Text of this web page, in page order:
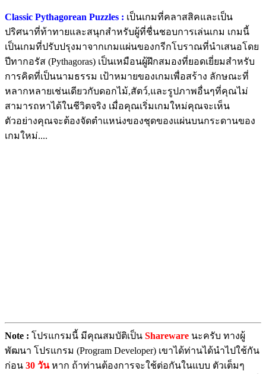
Classic Pythagorean Puzzles : เป็นเกมที่คลาสสิคและเป็น
ปริศนาที่ท้าทายและสนุกสำหรับผู้ที่ชื่นชอบการเล่นเกม เกมนี้
เป็นเกมที่ปรับปรุงมาจากเกมแผ่นของกรีกโบราณที่นำเสนอโดย
ปีทากอรัส (Pythagoras) เป็นเหมือนผู้ฝึกสมองที่ยอดเยี่ยมสำหรับ
การคิดที่เป็นนามธรรม เป้าหมายของเกมเพื่อสร้าง ลักษณะที่
หลากหลายเช่นเดียวกับดอกไม้,สัตว์,และรูปภาพอื่นๆที่คุณไม่
สามารถหาได้ในชีวิตจริง เมื่อคุณเริ่มเกมใหม่คุณจะเห็น
ตัวอย่างคุณจะต้องจัดตำแหน่งของชุดของแผ่นบนกระดานของ
เกมใหม่....
Note : โปรแกรมนี้ มีคุณสมบัติเป็น Shareware นะครับ ทางผู้
พัฒนา โปรแกรม (Program Developer) เขาได้ท่านได้นำไปใช้กัน
ก่อน 30 วันหาก ถ้าท่านต้องการจะใช้ต่อกันในแบบ ตัวเต็มๆ